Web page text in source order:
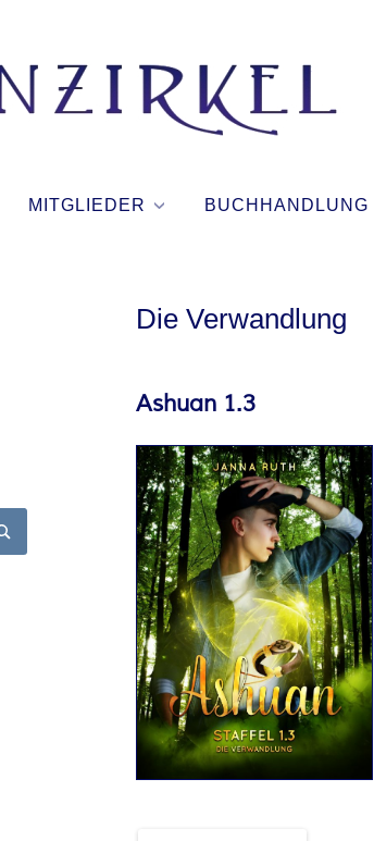
N
Z
I
R
K
E
L
–
D
MITGLIEDER BUCHHANDLUNG
Die Verwandlung
Ashuan 1.3
Search